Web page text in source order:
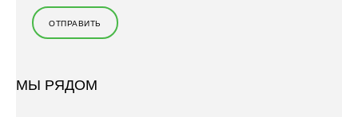
МЫ РЯДОМ